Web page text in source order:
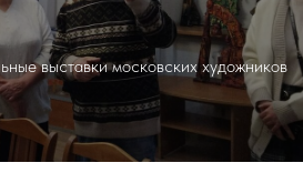
выставки московских художников